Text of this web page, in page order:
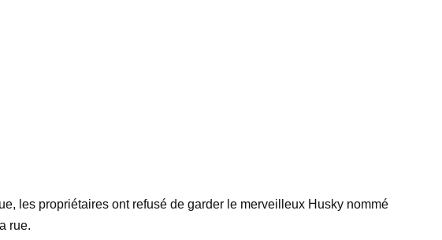
les propriétaires ont refusé de garder le merveilleux Husky nommé
rue.